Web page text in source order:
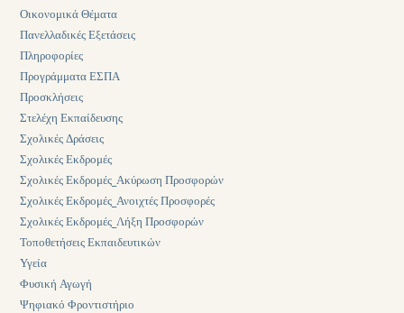
Οικονομικά Θέματα
Πανελλαδικές Εξετάσεις
Πληροφορίες
Προγράμματα ΕΣΠΑ
Προσκλήσεις
Στελέχη Εκπαίδευσης
Σχολικές Δράσεις
Σχολικές Εκδρομές
Σχολικές Εκδρομές_Ακύρωση Προσφορών
Σχολικές Εκδρομές_Ανοιχτές Προσφορές
Σχολικές Εκδρομές_Λήξη Προσφορών
Τοποθετήσεις Εκπαιδευτικών
Υγεία
Φυσική Αγωγή
Ψηφιακό Φροντιστήριο